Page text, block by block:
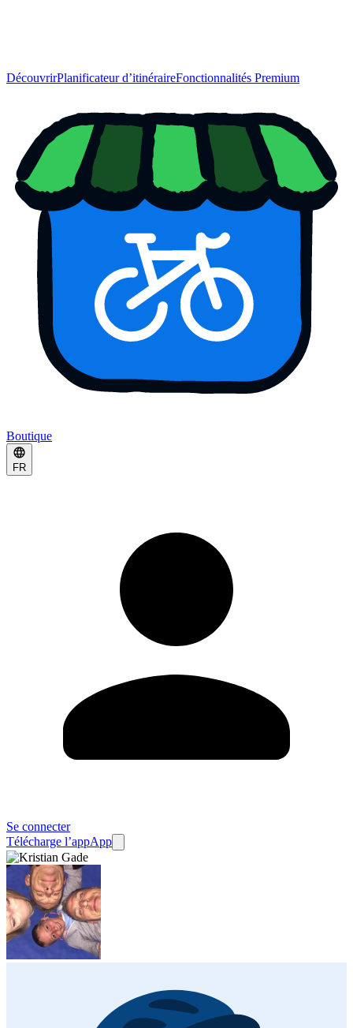
DécouvrirPlanificateur d’itinéraireFonctionnalités Premium
Boutique
FR
Se connecter
Télécharge l’appApp